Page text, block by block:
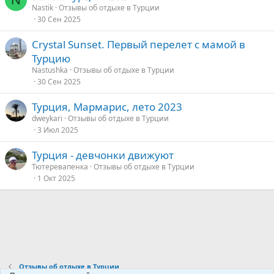
Nastik Отзывы об отдыхе в Турции
30 Сен 2025
Crystal Sunset. Первый перелет с мамой в
Турцию
Nastushka Отзывы об отдыхе в Турции
30 Сен 2025
Турция, Мармарис, лето 2023
dweykari Отзывы об отдыхе в Турции
3 Июл 2025
Турция - девчонки движуют
Тютеревапенка Отзывы об отдыхе в Турции
1 Окт 2025
Отзывы об отдыхе в Турции